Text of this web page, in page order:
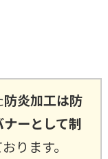
防炎加工は防
ーとして制
ります。